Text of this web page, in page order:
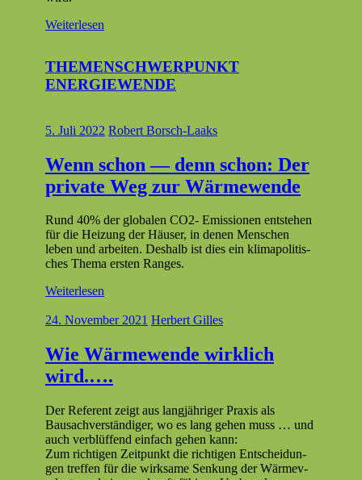
Weiterlesen
THEMENSCHWERPUNKT
ENERGIEWENDE
5. Juli 2022 Robert Borsch-Laaks
Wenn schon — denn schon: Der
private Weg zur Wärmewende
Rund 40% der glob­alen CO2- Emis­sio­nen entste­hen
für die Heizung der Häuser, in denen Men­schen
leben und arbeit­en. Deshalb ist dies ein klimapoli­tis­
ches The­ma ersten Ranges.
Weiterlesen
24. November 2021 Herbert Gilles
Wie Wärmewende wirklich
wird.….
Der Ref­er­ent zeigt aus langjähriger Prax­is als
Bausachver­ständi­ger, wo es lang gehen muss … und
auch verblüf­fend ein­fach gehen kann:
Zum richti­gen Zeit­punkt die richti­gen Entschei­dun­
gen tre­f­fen für die wirk­same Senkung der Wärmev­